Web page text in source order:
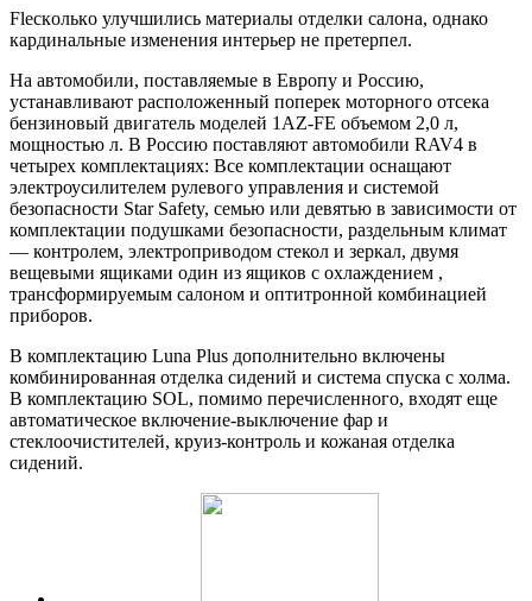
Flecкoлькo улучшились материалы отделки салона, однако
кардинальные изменения интерьер не претерпел.
На автомобили, поставляемые в Европу и Россию,
устанавливают расположенный поперек моторного отсека
бензиновый двигатель моделей 1AZ-FE объемом 2,0 л,
мощностью л. В Россию поставляют автомобили RAV4 в
четырех комплектациях: Все комплектации оснащают
электроусилителем рулевого управления и системой
безопасности Star Safety, семью или девятью в зависимости от
комплектации подушками безопасности, раздельным климат
— контролем, электроприводом стекол и зеркал, двумя
вещевыми ящиками один из ящиков с охлаждением ,
трансформируемым салоном и оптитронной комбинацией
приборов.
В комплектацию Luna Plus дополнительно включены
комбинированная отделка сидений и система спуска с холма.
В комплектацию SOL, помимо перечисленного, входят еще
автоматическое включение-выключение фар и
стеклоочистителей, круиз-контроль и кожаная отделка
сидений.